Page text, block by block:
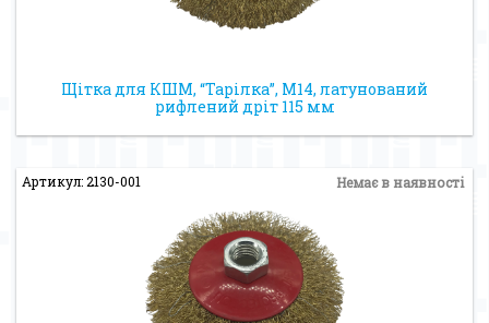
Щітка для КШМ, “Тарілка”, М14, латунований
рифлений дріт 115 мм
Артикул: 2130-001 Немає в наявності